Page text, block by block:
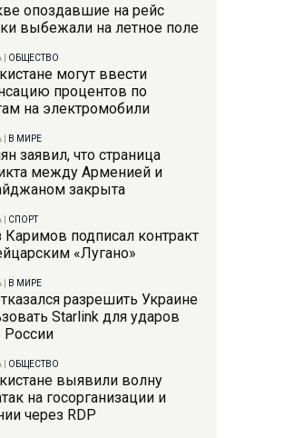
опоздавшие на рейс
выбежали на летное поле
ОБЩЕСТВО
могут ввести
процентов по
на электромобили
В МИРЕ
заявил, что страница
между Арменией и
закрыта
СПОРТ
Каримов подписал контракт
«Лугано»
В МИРЕ
разрешить Украине
Starlink для ударов
России
ОБЩЕСТВО
выявили волну
на госорганизации и
через RDP